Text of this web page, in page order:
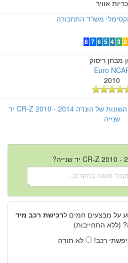
כריות אוויר
משרד התחבורה
2
3
4
5
6
7
8
מבחן ריסוק
Euro
2010
קרא עוד על מערכות הבטיחות השונות של הונדה CR-Z 2010 - 2014 יד
שנייה
על מבצעים חמים לרכישת רכב מיד
? (ללא התחייבות)
רכב!
לא תודה